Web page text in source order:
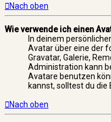
Nach oben
Wie verwende ich einen
In deinem
Avatar über eine der
Gravatar, Galerie,
Administration kann
Avatare benutzen
kannst, solltest du
Nach oben